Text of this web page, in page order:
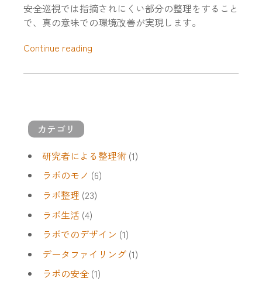
安全巡視では指摘されにくい部分の整理をすること
で、真の意味での環境改善が実現します。
Continue reading
巡
な
い
こ
に
題
が
カテゴリ
研究者による整理術(1)
ラボのモノ (6)
ラボ整理 (23)
ラボ生活(4)
ラボでのデザイン (1)
データファイリング(1)
ラボの安全(1)